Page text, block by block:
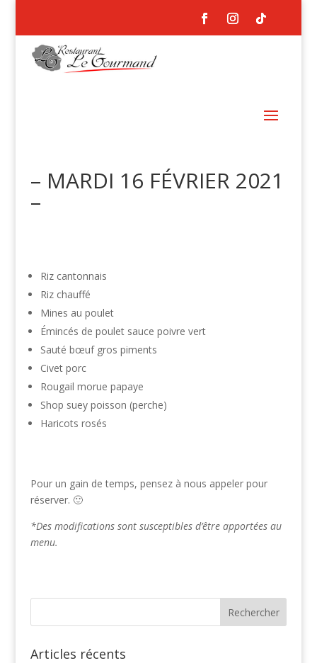
– MARDI 16 FÉVRIER 2021
–
Riz cantonnais
Riz chauffé
Mines au poulet
Émincés de poulet sauce poivre vert
Sauté bœuf gros piments
Civet porc
Rougail morue papaye
Shop suey poisson (perche)
Haricots rosés
Pour un gain de temps, pensez à nous appeler pour
réserver. 🙂
*Des modifications sont susceptibles d’être apportées au
menu.
Articles récents